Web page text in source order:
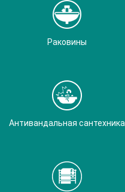
Раковины
Антивандальная сантехника